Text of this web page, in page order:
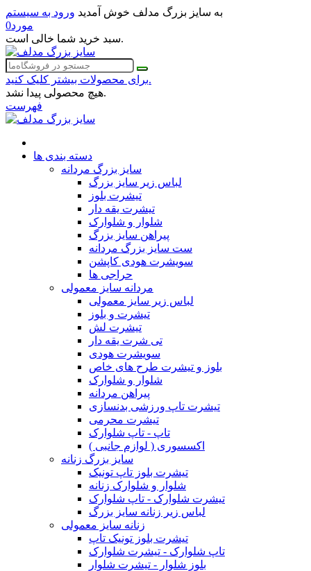
به سایز بزرگ مدلف خوش آمدید ورود به سیستم
0مورد
سبد خرید شما خالی است.
برای محصولات بیشتر کلیک کنید.
هیچ محصولی پیدا نشد.
فهرست
دسته بندی ها
سایز بزرگ مردانه
لباس زیر سایز بزرگ
تیشرت بلوز
تیشرت یقه دار
شلوار و شلوارک
پیراهن سایز بزرگ
ست سایز بزرگ مردانه
سویشرت هودی کاپشن
حراجی ها
مردانه سایز معمولی
لباس زیر سایز معمولی
تیشرت و بلوز
تیشرت لش
تی شرت یقه دار
سویشرت هودی
بلوز و تیشرت طرح های خاص
شلوار و شلوارک
پیراهن مردانه
تیشرت تاپ ورزشی بدنسازی
تیشرت محرمی
تاپ - تاپ شلوارک
اکسسوری ( لوازم جانبی )
سایز بزرگ زنانه
تیشرت بلوز تاپ تونیک
شلوار و شلوارک زنانه
تیشرت شلوارک - تاپ شلوارک
لباس زیر زنانه سایز بزرگ
زنانه سایز معمولی
تیشرت بلوز تونیک تاپ
تاپ شلوارک - تیشرت شلوارک
بلوز شلوار - تیشرت شلوار